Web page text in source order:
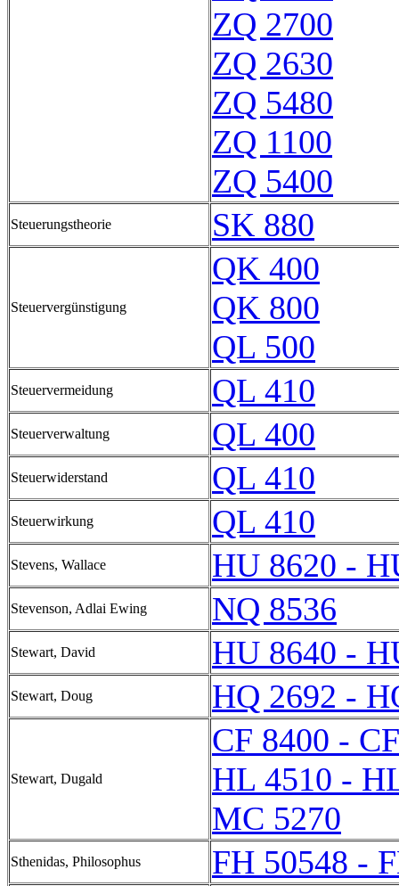
ZQ 2700
ZQ 2630
ZQ 5480
ZQ 1100
ZQ 5400
Steuerungstheorie SK 880
Steuervergünstigung
QK 400
QK 800
QL 500
Steuervermeidung QL 410
Steuerverwaltung QL 400
Steuerwiderstand QL 410
Steuerwirkung QL 410
Stevens, Wallace HU 8620 -
Stevenson, Adlai Ewing NQ 8536
Stewart, David HU 8640 -
Stewart, Doug HQ 2692 -
Stewart, Dugald
CF 8400 -
HL 4510 -
MC 5270
Sthenidas, Philosophus FH 50548 -